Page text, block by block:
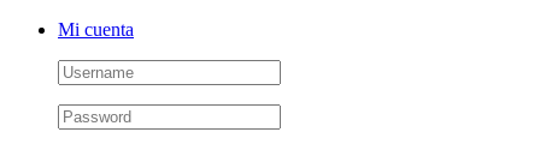
Saltar
contenido
InstagramMi cuenta